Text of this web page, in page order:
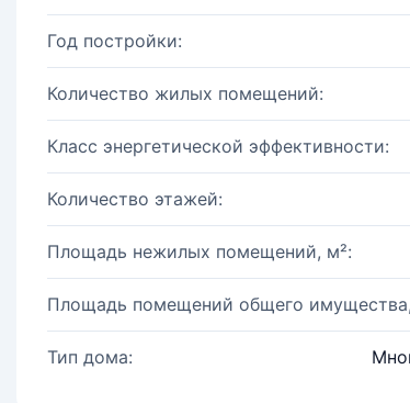
Год постройки:
Количество жилых помещений:
Класс энергетической эффективности:
Количество этажей:
Площадь нежилых помещений, м²:
Площадь помещений общего
Тип дома: